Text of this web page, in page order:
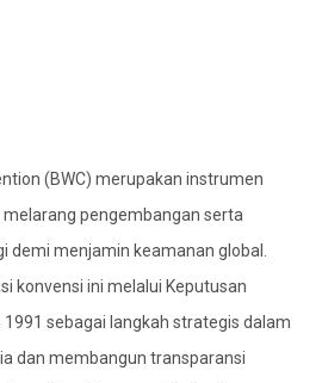
(BWC) merupakan instrumen
pengembangan serta
demi menjamin keamanan global.
konvensi ini melalui Keputusan
1991 sebagai langkah strategis dalam
dan membangun transparansi